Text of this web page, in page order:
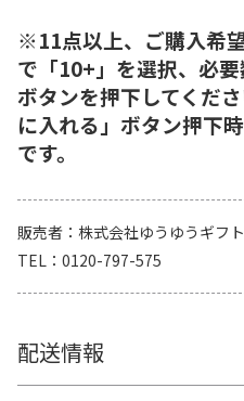
※11点以上、ご購入希
で「10+」を選択、必要
ボタンを押下してくだ
に入れる」ボタン押下
です。
販売者
株式会社ゆうゆうギフト
TEL
0120-797-575
配送情報